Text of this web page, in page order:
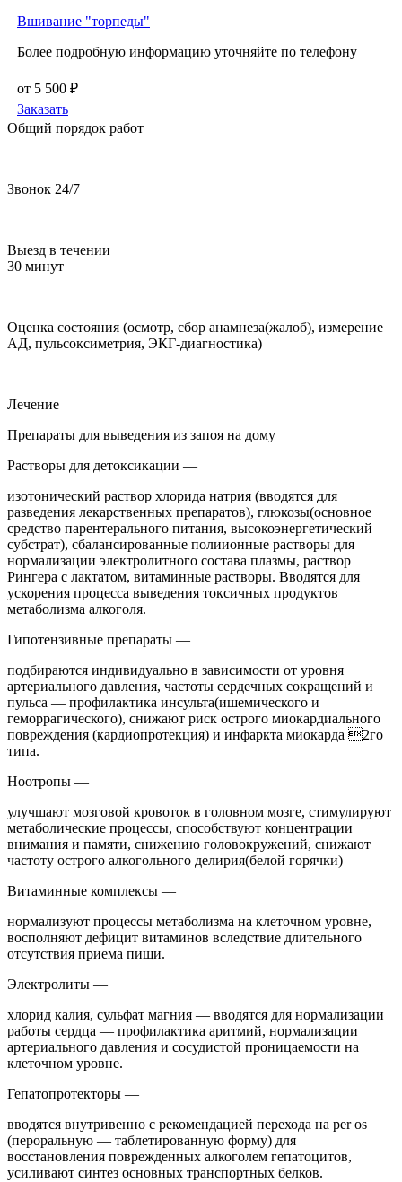
Вшивание "торпеды"
Более подробную информацию уточняйте по телефону
от 5 500 ₽
Заказать
Общий порядок работ
Звонок 24/7
Выезд в течении
30 минут
Оценка состояния (осмотр, сбор анамнеза(жалоб), измерение
АД, пульсоксиметрия, ЭКГ-диагностика)
Лечение
Препараты для выведения из запоя на дому
Растворы для детоксикации —
изотонический раствор хлорида натрия (вводятся для
разведения лекарственных препаратов), глюкозы(основное
средство парентерального питания, высокоэнергетический
субстрат), сбалансированные полиионные растворы для
нормализации электролитного состава плазмы, раствор
Рингера с лактатом, витаминные растворы. Вводятся для
ускорения процесса выведения токсичных продуктов
метаболизма алкоголя.
Гипотензивные препараты —
подбираются индивидуально в зависимости от уровня
артериального давления, частоты сердечных сокращений и
пульса — профилактика инсульта(ишемического и
геморрагического), снижают риск острого миокардиального
повреждения (кардиопротекция) и инфаркта миокарда 2го
типа.
Ноотропы —
улучшают мозговой кровоток в головном мозге, стимулируют
метаболические процессы, способствуют концентрации
внимания и памяти, снижению головокружений, снижают
частоту острого алкогольного делирия(белой горячки)
Витаминные комплексы —
нормализуют процессы метаболизма на клеточном уровне,
восполняют дефицит витаминов вследствие длительного
отсутствия приема пищи.
Электролиты —
хлорид калия, сульфат магния — вводятся для нормализации
работы сердца — профилактика аритмий, нормализации
артериального давления и сосудистой проницаемости на
клеточном уровне.
Гепатопротекторы —
вводятся внутривенно с рекомендацией перехода на per os
(пероральную — таблетированную форму) для
восстановления поврежденных алкоголем гепатоцитов,
усиливают синтез основных транспортных белков.